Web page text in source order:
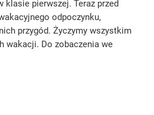
klasie pierwszej. Teraz przed
odpoczynku,
przygód. Życzymy wszystkim
wakacji. Do zobaczenia we